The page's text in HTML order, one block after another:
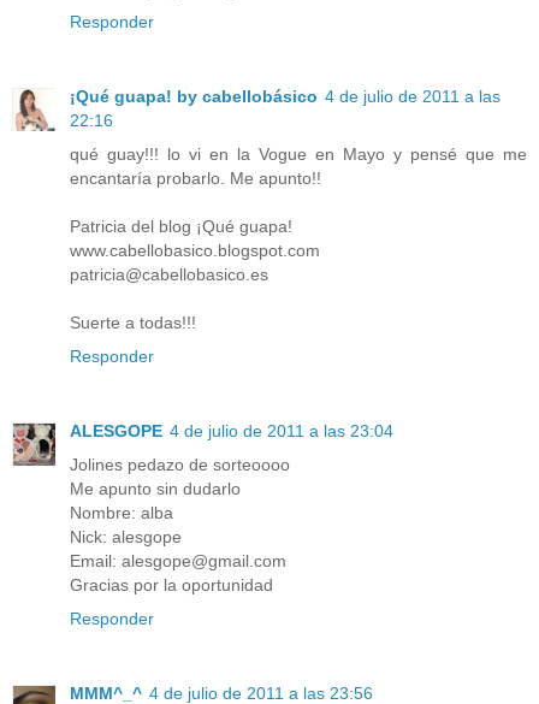
Responder
¡Qué guapa! by cabellobásico 4 de julio de 2011 a las
22:16
qué guay!!! lo vi en la Vogue en Mayo y pensé que me
encantaría probarlo. Me apunto!!
Patricia del blog ¡Qué guapa!
www.cabellobasico.blogspot.com
patricia@cabellobasico.es
Suerte a todas!!!
Responder
ALESGOPE 4 de julio de 2011 a las 23:04
Jolines pedazo de sorteoooo
Me apunto sin dudarlo
Nombre: alba
Nick: alesgope
Email: alesgope@gmail.com
Gracias por la oportunidad
Responder
MMM^_^ 4 de julio de 2011 a las 23:56